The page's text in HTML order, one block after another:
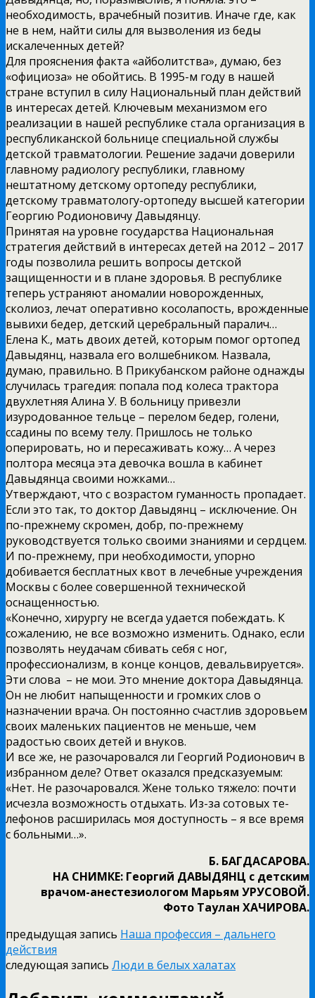
необходимость, врачебный позитив. Иначе где, как
не в нем, найти силы для вызволения из беды
искалеченных детей?
Для прояснения факта «айболитства», думаю, без
«официоза» не обойтись. В 1995-м году в нашей
стране вступил в силу Национальный план действий
в интересах детей. Ключевым механизмом его
реализации в нашей республике стала организация в
республиканской больнице специальной службы
детской травматологии. Решение задачи доверили
главному радиологу республики, главному
нештатному детскому ортопеду республики,
детскому травматологу-ортопеду высшей категории
Георгию Родионовичу Давыдянцу.
Принятая на уровне государства Национальная
стратегия действий в интересах детей на 2012 – 2017
годы позволила решить вопросы детской
защищенности и в плане здоровья. В республике
теперь устраняют аномалии новорожденных,
сколиоз, лечат оперативно косолапость, врожденные
вывихи бедер, детский церебральный паралич…
Елена К., мать двоих детей, которым помог ортопед
Давыдянц, назвала его волшебником. Назвала,
думаю, правильно. В Прикубанском районе однажды
случилась трагедия: попала под колеса трактора
двухлетняя Алина У. В больницу привезли
изуродованное тельце – перелом бедер, голени,
ссадины по всему телу. Пришлось не только
оперировать, но и пересаживать кожу… А через
полтора месяца эта девочка вошла в кабинет
Давыдянца своими ножками…
Утверждают, что с возрастом гуманность пропадает.
Если это так, то доктор Давыдянц – исключение. Он
по-прежнему скромен, добр, по-прежнему
руководствуется только своими знаниями и сердцем.
И по-прежнему, при необходимости, упорно
добивается бесплатных квот в лечебные учреждения
Москвы с более совершенной технической
оснащенностью.
«Конечно, хирургу не всегда удается побеждать. К
сожалению, не все возможно изменить. Однако, если
позволять неудачам сбивать себя с ног,
профессионализм, в конце концов, девальвируется».
Эти слова – не мои. Это мнение доктора Давыдянца.
Он не любит напыщенности и громких слов о
назначении врача. Он постоянно счастлив здоровьем
своих маленьких пациентов не меньше, чем
радостью своих детей и внуков.
И все же, не разочаровался ли Георгий Родионович в
избранном деле? Ответ оказался предсказуемым:
«Нет. Не разочаровался. Жене только тяжело: почти
исчезла возможность отдыхать. Из-за сотовых те-
лефонов расширилась моя доступность – я все время
с больными…».
Б. БАГДАСАРОВА.
НА СНИМКЕ: Георгий ДАВЫДЯНЦ с детским
врачом-анестезиологом Марьям УРУСОВОЙ.
Фото Таулан ХАЧИРОВА.
предыдущая запись Наша профессия – дальнего
действия
следующая запись Люди в белых халатах